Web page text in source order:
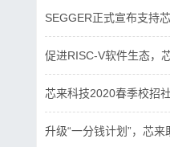
SEGGER正式宣布支持
促进RISC-V软件生态，
芯来科技2020春季校招
升级“一分钱计划”，芯